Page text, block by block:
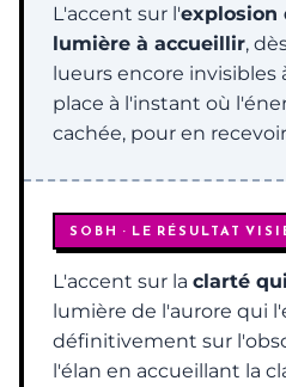
L'accent sur l'explosion
lumière à accueillir,
lueurs encore invisibles
place à l'instant où
cachée, pour en
SOBH · LE RÉSULTAT
L'accent sur la clarté
lumière de l'aurore qui
définitivement sur
l'élan en accueillant la